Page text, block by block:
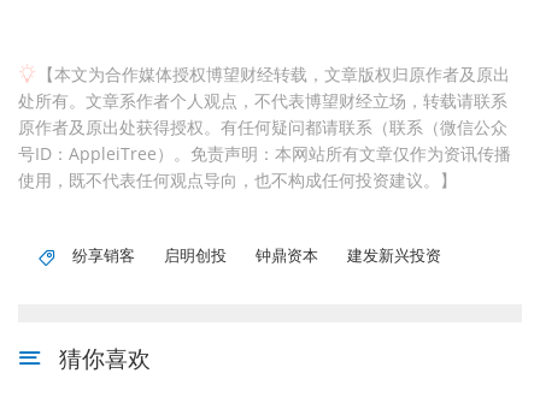
【本文为合作媒体授权博望财经转载，文章版权归原作者及原出
处所有。文章系作者个人观点，不代表博望财经立场，转载请联系
原作者及原出处获得授权。有任何疑问都请联系（联系（微信公众
号ID：AppleiTree）。免责声明：本网站所有文章仅作为资讯传播
使用，既不代表任何观点导向，也不构成任何投资建议。】
纷享销客 启明创投 钟鼎资本 建发新兴投资
猜你喜欢